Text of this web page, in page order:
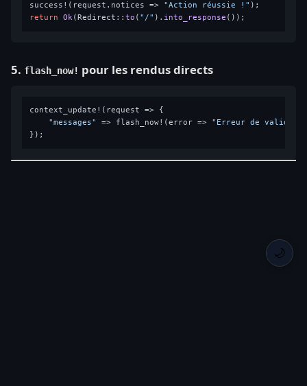
🌙
success!(request.notices => "Action réussie !"
return
Ok(Redirect::to ( "/" ). into_response
5. flash_now! pour les rendus directs
context_update!(request => {
"messages"
=> flash_now!(error => "Erreur de